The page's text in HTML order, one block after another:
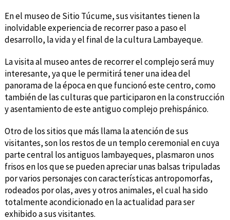
En el museo de Sitio Túcume, sus visitantes tienen la
inolvidable experiencia de recorrer paso a paso el
desarrollo, la vida y el final de la cultura Lambayeque.
La visita al museo antes de recorrer el complejo será muy
interesante, ya que le permitirá tener una idea del
panorama de la época en que funcionó este centro, como
también de las culturas que participaron en la construcción
y asentamiento de este antiguo complejo prehispánico.
Otro de los sitios que más llama la atención de sus
visitantes, son los restos de un templo ceremonial en cuya
parte central los antiguos lambayeques, plasmaron unos
frisos en los que se pueden apreciar unas balsas tripuladas
por varios personajes con características antropomorfas,
rodeados por olas, aves y otros animales, el cual ha sido
totalmente acondicionado en la actualidad para ser
exhibido a sus visitantes.